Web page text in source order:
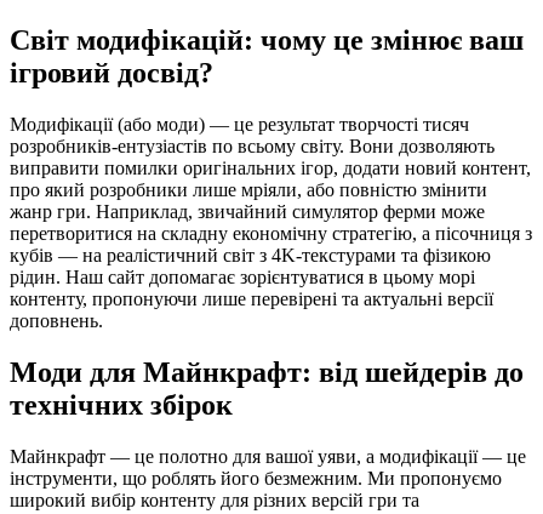
Світ модифікацій: чому це змінює ваш
ігровий досвід?
Модифікації (або моди) — це результат творчості тисяч
розробників-ентузіастів по всьому світу. Вони дозволяють
виправити помилки оригінальних ігор, додати новий контент,
про який розробники лише мріяли, або повністю змінити
жанр гри. Наприклад, звичайний симулятор ферми може
перетворитися на складну економічну стратегію, а пісочниця з
кубів — на реалістичний світ з 4K-текстурами та фізикою
рідин. Наш сайт допомагає зорієнтуватися в цьому морі
контенту, пропонуючи лише перевірені та актуальні версії
доповнень.
Моди для Майнкрафт: від шейдерів до
технічних збірок
Майнкрафт — це полотно для вашої уяви, а модифікації — це
інструменти, що роблять його безмежним. Ми пропонуємо
широкий вибір контенту для різних версій гри та